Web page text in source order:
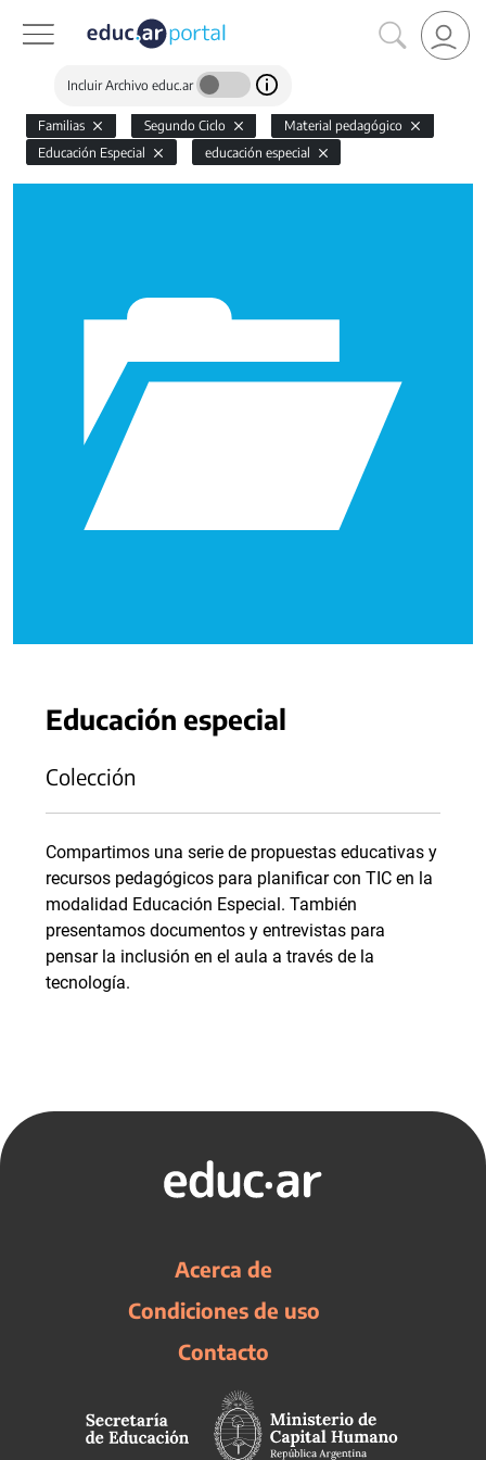
Incluir Archivo educ.ar
Familias Segundo Ciclo
Material pedagógico
Educación Especial
educación especial
Educación especial
Colección
Compartimos una serie de propuestas educativas y
recursos pedagógicos para planificar con TIC en la
modalidad Educación Especial. También
presentamos documentos y entrevistas para
pensar la inclusión en el aula a través de la
tecnología.
Acerca de
Condiciones de uso
Contacto